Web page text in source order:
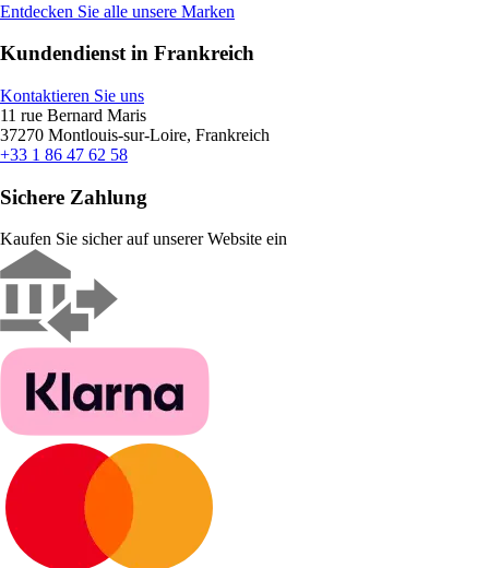
Entdecken Sie alle unsere Marken
Kundendienst in Frankreich
Kontaktieren Sie uns
11 rue Bernard Maris
37270 Montlouis-sur-Loire, Frankreich
+33 1 86 47 62 58
Sichere Zahlung
Kaufen Sie sicher auf unserer Website ein